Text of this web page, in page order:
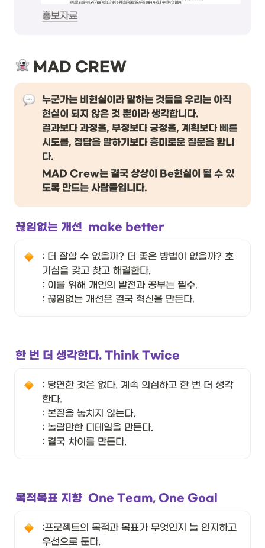
홍보자료
MAD CREW
누군가는 비현실이라 말하는 것들을 우리는 아직
현실이 되지 않은 것 뿐이라 생각합니다.
결과보다 과정을, 부정보다 긍정을, 계획보다 빠른
시도를, 정답을 말하기보다 흥미로운 질문을 합니
다.
MAD Crew는 결국 상상이 Be현실이 될 수 있
도록 만드는 사람들입니다.
끊임없는 개선  make better
: 더 잘할 수 없을까? 더 좋은 방법이 없을까? 호
기심을 갖고 찾고 해결한다.
: 이를 위해 개인의 발전과 공부는 필수.
: 끊임없는 개선은 결국 혁신을 만든다.
한 번 더 생각한다. Think Twice
: 당연한 것은 없다. 계속 의심하고 한 번 더 생각
한다.
: 본질을 놓치지 않는다.
: 놀랄만한 디테일을 만든다.
: 결국 차이를 만든다.
목적목표 지향  One Team, One Goal
:프로젝트의 목적과 목표가 무엇인지 늘 인지하고
우선으로 둔다.